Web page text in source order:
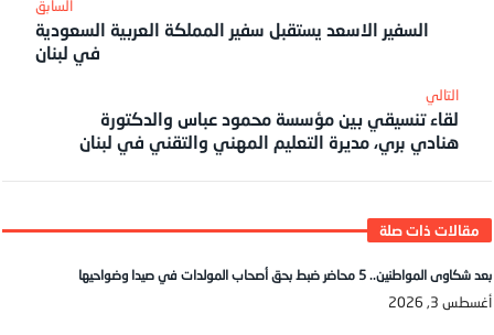
السفير الاسعد يستقبل سفير المملكة العربية السعودية
في لبنان
‎التالي
لقاء تنسيقي بين مؤسسة محمود عباس والدكتورة
هنادي بري، مديرة التعليم المهني والتقني في لبنان
بعد شكاوى المواطنين.. 5 محاضر ضبط بحق أصحاب المولدات في صيدا وضواحيها
أغسطس 3, 2026